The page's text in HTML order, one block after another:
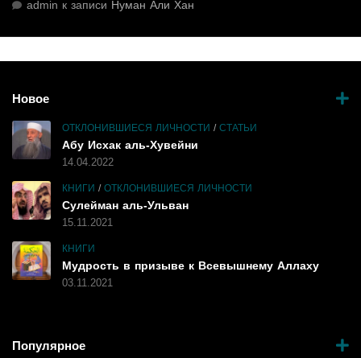
admin к записи Нуман Али Хан
Новое
ОТКЛОНИВШИЕСЯ ЛИЧНОСТИ /СТАТЬИ
Абу Исхак аль-Хувейни
14.04.2022
КНИГИ /ОТКЛОНИВШИЕСЯ ЛИЧНОСТИ
Сулейман аль-Ульван
15.11.2021
КНИГИ
Мудрость в призыве к Всевышнему Аллаху
03.11.2021
Популярное